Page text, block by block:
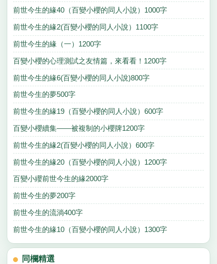
前世今生的緣40（百變小櫻的同人小說）1000字
前世今生的緣2(百變小櫻的同人小說）1100字
前世今生的緣（一）1200字
百變小櫻的心理測試之友情篇，來看看！1200字
前世今生的緣6(百變小櫻的同人小說)800字
前世今生的夢500字
前世今生的緣19（百變小櫻的同人小說）600字
百變小櫻續集——被複制的小櫻牌1200字
前世今生的緣2(百變小櫻的同人小說）600字
前世今生的緣20（百變小櫻的同人小說）1200字
百變小纓前世今生的緣2000字
前世今生的夢200字
前世今生的流淌400字
前世今生的緣10（百變小櫻的同人小說）1300字
同欄精選